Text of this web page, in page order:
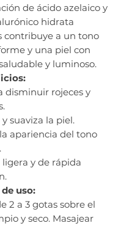
de ácido azelaico y
hidrata
contribuye a un tono
y una piel con
y luminoso.
disminuir rojeces y
y suaviza la piel.
la apariencia del tono
ligera y de rápida
uso:
2 a 3 gotas sobre el
y seco. Masajear